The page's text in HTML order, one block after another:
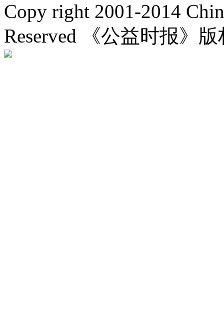
Copy right 2001-2014
Reserved 《公益时报》